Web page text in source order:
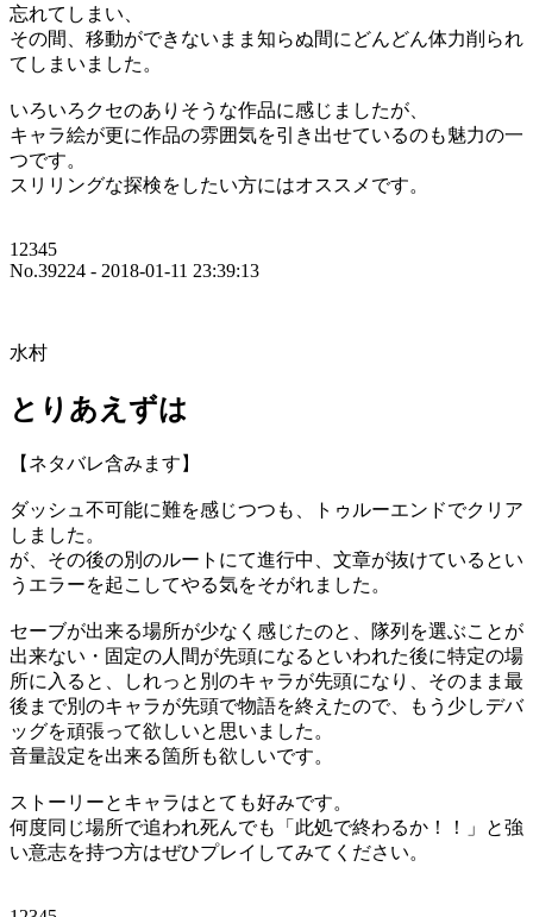
忘れてしまい、
その間、移動ができないまま知らぬ間にどんどん体力削られ
てしまいました。
いろいろクセのありそうな作品に感じましたが、
キャラ絵が更に作品の雰囲気を引き出せているのも魅力の一
つです。
スリリングな探検をしたい方にはオススメです。
12345
No.39224 - 2018-01-11 23:39:13
水村
とりあえずは
【ネタバレ含みます】
ダッシュ不可能に難を感じつつも、トゥルーエンドでクリア
しました。
が、その後の別のルートにて進行中、文章が抜けているとい
うエラーを起こしてやる気をそがれました。
セーブが出来る場所が少なく感じたのと、隊列を選ぶことが
出来ない・固定の人間が先頭になるといわれた後に特定の場
所に入ると、しれっと別のキャラが先頭になり、そのまま最
後まで別のキャラが先頭で物語を終えたので、もう少しデバ
ッグを頑張って欲しいと思いました。
音量設定を出来る箇所も欲しいです。
ストーリーとキャラはとても好みです。
何度同じ場所で追われ死んでも「此処で終わるか！！」と強
い意志を持つ方はぜひプレイしてみてください。